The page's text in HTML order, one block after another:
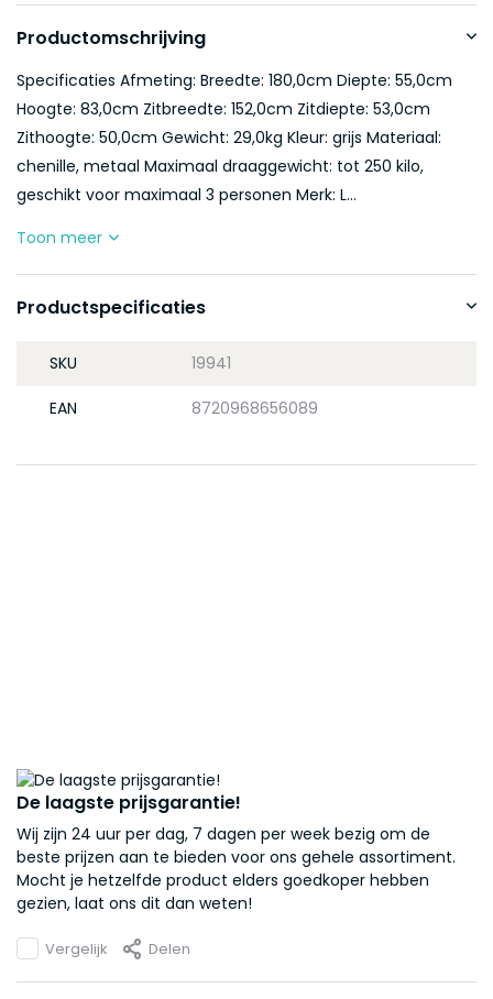
Productomschrijving
Specificaties Afmeting: Breedte: 180,0cm Diepte: 55,0cm
Hoogte: 83,0cm Zitbreedte: 152,0cm Zitdiepte: 53,0cm
Zithoogte: 50,0cm Gewicht: 29,0kg Kleur: grijs Materiaal:
chenille, metaal Maximaal draaggewicht: tot 250 kilo,
geschikt voor maximaal 3 personen Merk: L...
Toon meer
Productspecificaties
SKU 19941
EAN 8720968656089
De laagste prijsgarantie!
Wij zijn 24 uur per dag, 7 dagen per week bezig om de
beste prijzen aan te bieden voor ons gehele assortiment.
Mocht je hetzelfde product elders goedkoper hebben
gezien, laat ons dit dan weten!
Vergelijk Delen